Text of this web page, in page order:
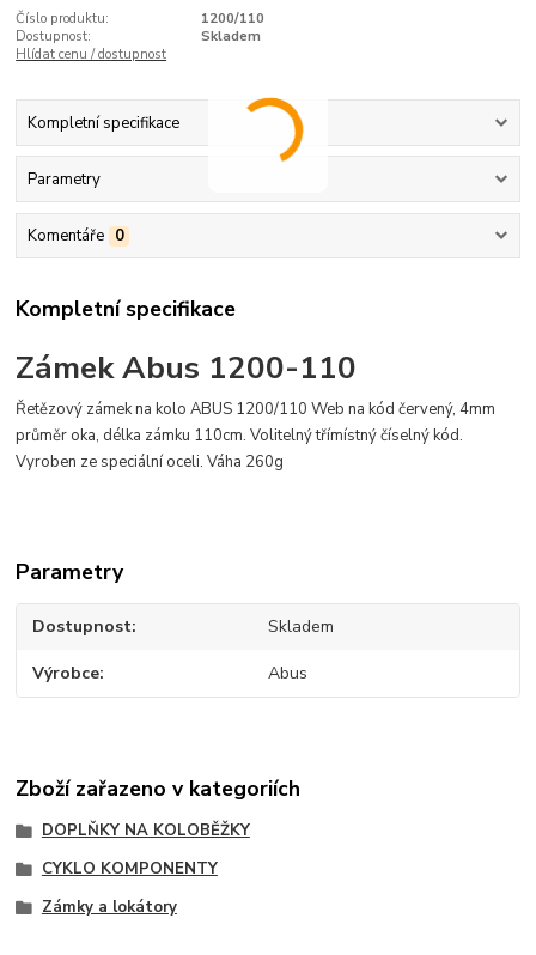
Číslo produktu:
1200/110
Dostupnost:
Skladem
Hlídat cenu / dostupnost
Kompletní specifikace
Parametry
Komentáře 0
Kompletní specifikace
Zámek Abus 1200-110
Řetězový zámek na kolo ABUS 1200/110 Web na kód červený, 4mm
průměr oka, délka zámku 110cm. Volitelný třímístný číselný kód.
Vyroben ze speciální oceli. Váha 260g
Parametry
Dostupnost Skladem
Výrobce Abus
Zboží zařazeno v kategoriích
DOPLŇKY NA KOLOBĚŽKY
CYKLO KOMPONENTY
Zámky a lokátory